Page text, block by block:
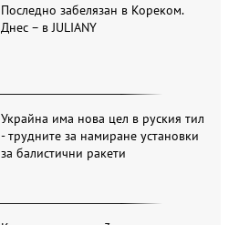
Последно забелязан в Кореком.
Днес – в JULIANY
Украйна има нова цел в руския тил
- трудните за намиране установки
за балистични ракети